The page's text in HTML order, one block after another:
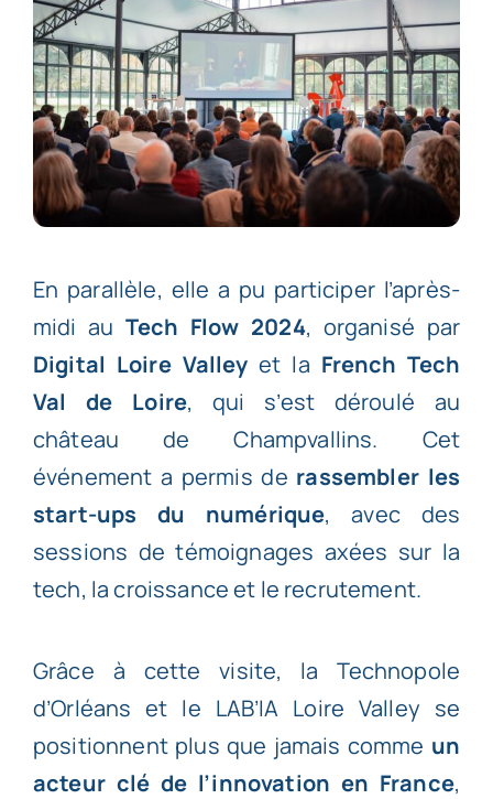
En parallèle, elle a pu participer l’après-
midi auTech Flow 2024, organisé par
Digital Loire Valley et la French Tech
Val de Loire, qui s’est déroulé au
château de Champvallins. Cet
événement a permis de rassembler les
start-ups du numérique, avec des
sessions de témoignages axées sur la
tech, la croissance et le recrutement.
Grâce à cette visite, la Technopole
d’Orléans et le LAB’IA Loire Valley se
positionnent plus que jamais comme un
acteur clé de l’innovation en France,